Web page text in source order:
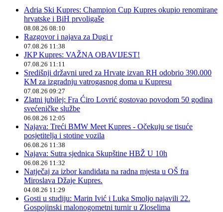
Adria Ski Kupres: Champion Cup Kupres okupio renomirane
hrvatske i BiH prvoligaše
08.08.26 08:10
Razgovor i najava za Dugi r
07.08.26 11:38
JKP Kupres: VAŽNA OBAVIJEST!
07.08.26 11:11
Središnji državni ured za Hrvate izvan RH odobrio 390.000
KM za izgradnju vatrogasnog doma u Kupresu
07.08.26 09:27
Zlatni jubilej: Fra Ćiro Lovrić gostovao povodom 50 godina
svećeničke službe
06.08.26 12:05
Najava: Treći BMW Meet Kupres - Očekuju se tisuće
posjetitelja i stotine vozila
06.08.26 11:38
Najava: Sutra sjednica Skupštine HBŽ U 10h
06.08.26 11:32
Natječaj za izbor kandidata na radna mjesta u OŠ fra
Miroslava Džaje Kupres.
04.08.26 11:29
Gosti u studiju: Marin Ivić i Luka Smoljo najavili 22.
Gospojinski malonogometni turnir u Zloselima